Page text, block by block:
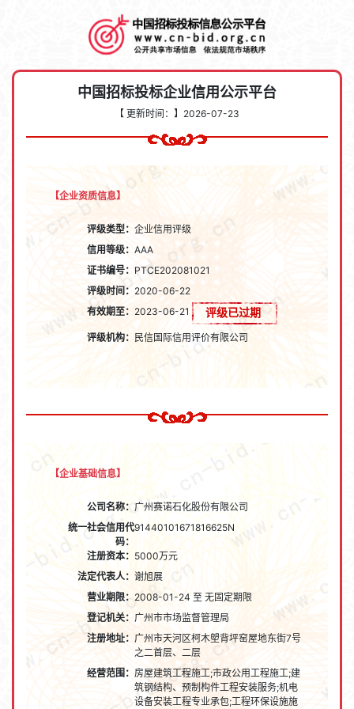
中国招标投标企业信用公示平台
【 更新时间：】 2026-07-23
【企业资质信息】
评级类型：企业信用评级
信用等级：AAA
证书编号： PTCE202081021
评级时间：2020-06-22
有效期至： 2023-06-21 评级已过期
评级机构： 民信国际信用评价有限公司
【企业基础信息】
公司名称：广州赛诺石化股份有限公司
统一社会信用代
码：
91440101671816625N
注册资本： 5000万元
法定代表人：谢旭展
营业期限：2008-01-24 至 无固定期限
登记机关：广州市市场监督管理局
注册地址：广州市天河区柯木塱背坪窑屋地东街7号
之二首层、二层
经营范围：房屋建筑工程施工;市政公用工程施工;建
筑钢结构、预制构件工程安装服务;机电
设备安装工程专业承包;工程环保设施施